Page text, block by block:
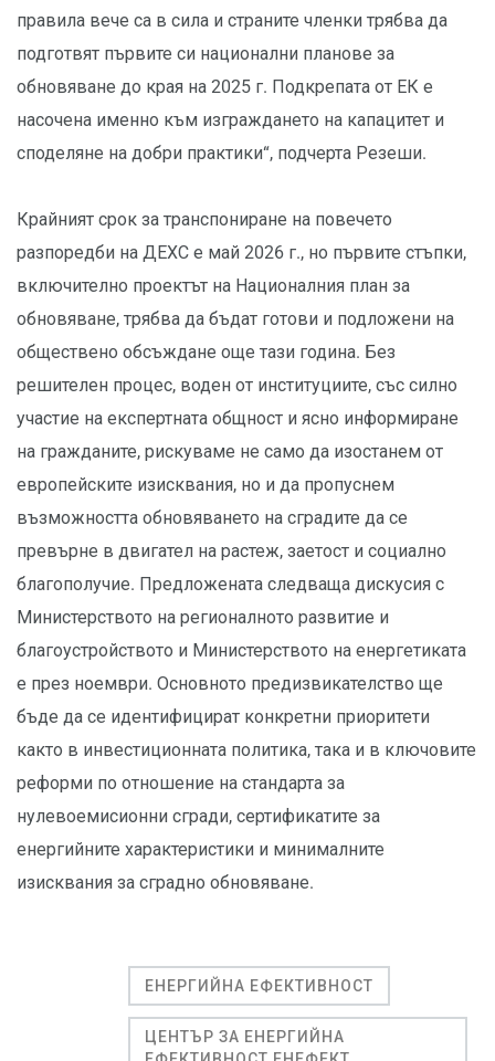
правила вече са в сила и страните членки трябва да
подготвят първите си национални планове за
обновяване до края на 2025 г. Подкрепата от ЕК е
насочена именно към изграждането на капацитет и
споделяне на добри практики“, подчерта Резеши.
Крайният срок за транспониране на повечето
разпоредби на ДЕХС е май 2026 г., но първите стъпки,
включително проектът на Националния план за
обновяване, трябва да бъдат готови и подложени на
обществено обсъждане още тази година. Без
решителен процес, воден от институциите, със силно
участие на експертната общност и ясно информиране
на гражданите, рискуваме не само да изостанем от
европейските изисквания, но и да пропуснем
възможността обновяването на сградите да се
превърне в двигател на растеж, заетост и социално
благополучие. Предложената следваща дискусия с
Министерството на регионалното развитие и
благоустройството и Министерството на енергетиката
е през ноември. Основното предизвикателство ще
бъде да се идентифицират конкретни приоритети
както в инвестиционната политика, така и в ключовите
реформи по отношение на стандарта за
нулевоемисионни сгради, сертификатите за
енергийните характеристики и минималните
изисквания за сградно обновяване.
ЕНЕРГИЙНА ЕФЕКТИВНОСТ
ЦЕНТЪР ЗА ЕНЕРГИЙНА